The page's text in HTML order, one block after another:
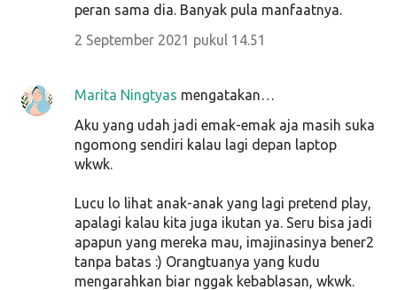
peran sama dia. Banyak pula manfaatnya.
2 September 2021 pukul 14.51
Marita Ningtyas mengatakan…
Aku yang udah jadi emak-emak aja masih suka
ngomong sendiri kalau lagi depan laptop
wkwk.
Lucu lo lihat anak-anak yang lagi pretend play,
apalagi kalau kita juga ikutan ya. Seru bisa jadi
apapun yang mereka mau, imajinasinya bener2
tanpa batas :) Orangtuanya yang kudu
mengarahkan biar nggak kebablasan, wkwk.